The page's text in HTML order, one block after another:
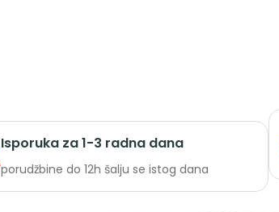
Isporuka za 1-3 radna dana
porudžbine do 12h šalju se istog dana